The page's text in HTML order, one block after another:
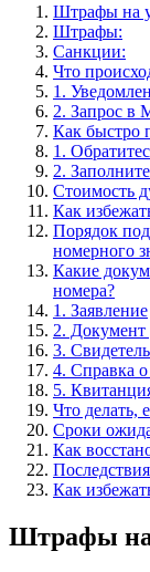
Штрафы на
Штрафы:
Санкции:
Что
1.
2. Запрос в
Как быстро
1.
2.
Стоимость
Как
Порядок
номерного
Какие
номера?
1. Заявление
2. Документ
3.
4. Справка
5.
Что делать,
Сроки
Как
Как
Штрафы на